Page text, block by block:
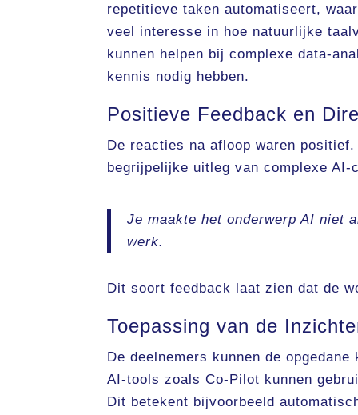
repetitieve taken automatiseert,
veel interesse in hoe natuurlijke
kunnen helpen bij complexe data-
kennis nodig hebben.
Positieve Feedback en
De reacties na afloop waren
begrijpelijke uitleg van complexe
Je maakte het onderwerp AI niet
werk.
Dit soort feedback laat zien dat de
Toepassing van de
De deelnemers kunnen de
AI-tools zoals Co-Pilot kunnen
Dit betekent bijvoorbeeld